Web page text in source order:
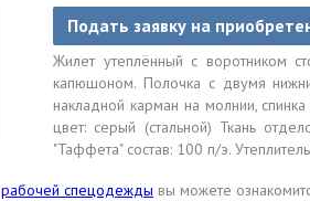
Подать заявку на
Жилет утеплённый с воротником
капюшоном. Полочка с двумя
накладной карман на молнии,
цвет: серый (стальной) Ткань
"Таффета" состав: 100 п/э.
рабочей спецодежды вы можете